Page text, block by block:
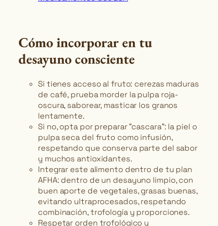
Cómo incorporar en tu
desayuno consciente
Si tienes acceso al fruto: cerezas maduras
de café, prueba morder la pulpa roja-
oscura, saborear, masticar los granos
lentamente.
Si no, opta por preparar “cascara”: la piel o
pulpa seca del fruto como infusión,
respetando que conserva parte del sabor
y muchos antioxidantes.
Integrar este alimento dentro de tu plan
AFHA: dentro de un desayuno limpio, con
buen aporte de vegetales, grasas buenas,
evitando ultraprocesados, respetando
combinación, trofología y proporciones.
Respetar orden trofológico y